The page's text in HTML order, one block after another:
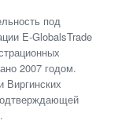
под
E-GlobalsTrade
2007 годом.
Виргинских